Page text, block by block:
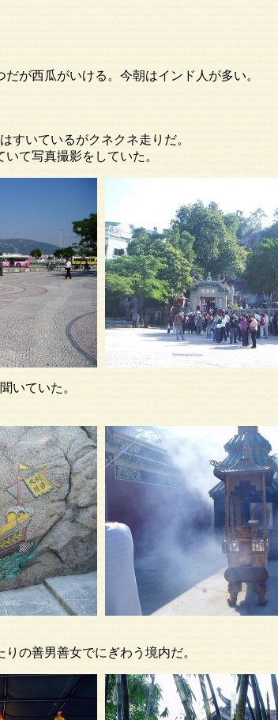
西瓜がいける。今朝はインド人が多い。
ているがクネクネ走りだ。
写真撮影をしていた。
ていた。
善男善女でにぎわう境内だ。